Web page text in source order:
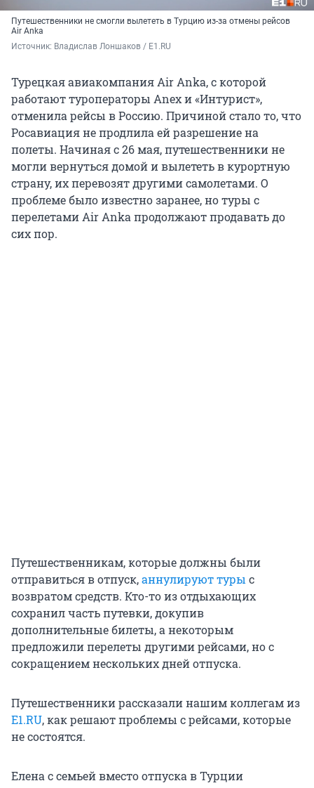
Путешественники не смогли вылететь в Турцию из-за отмены рейсов
Air Anka
Источник: Владислав Лоншаков / E1.RU
Турецкая авиакомпания Air Anka, с которой
работают туроператоры Anex и «Интурист»,
отменила рейсы в Россию. Причиной стало то, что
Росавиация не продлила ей разрешение на
полеты. Начиная с 26 мая, путешественники не
могли вернуться домой и вылететь в курортную
страну, их перевозят другими самолетами. О
проблеме было известно заранее, но туры с
перелетами Air Anka продолжают продавать до
сих пор.
Путешественникам, которые должны были
отправиться в отпуск,аннулируют туры с
возвратом средств. Кто-то из отдыхающих
сохранил часть путевки, докупив
дополнительные билеты, а некоторым
предложили перелеты другими рейсами, но с
сокращением нескольких дней отпуска.
Путешественники рассказали нашим коллегам из
Е1.RU, как решают проблемы с рейсами, которые
не состоятся.
Елена с семьей вместо отпуска в Турции